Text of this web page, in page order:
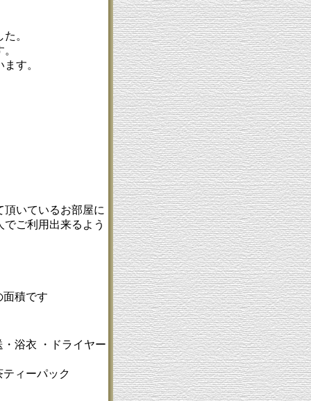
。
す。
いているお部屋に
ご利用出来るよう
積です
浴衣 ・ドライヤー
ィーパック